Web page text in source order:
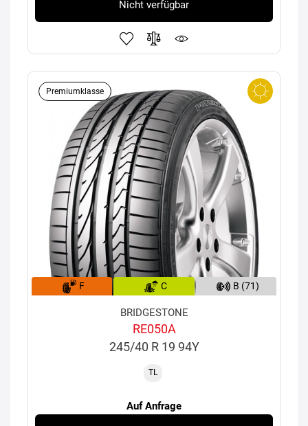
Nicht verfügbar
Premiumklasse
F C B (71)
BRIDGESTONE
RE050A
245/40 R 19 94Y
TL
Auf Anfrage